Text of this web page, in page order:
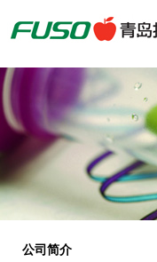
公司简介